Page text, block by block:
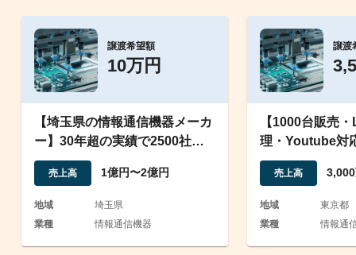
譲渡希望額
10万円
【埼玉県の情報通信機器メーカ
ー】30年超の実績で2500社以
上との取引実績あり
売上高 1億円〜2億円
地域
埼玉県
業種
情報通信機器
譲渡
【1000台販売
理・Youtube対
事業の譲渡
売上高
地域
東京都
業種
情報通